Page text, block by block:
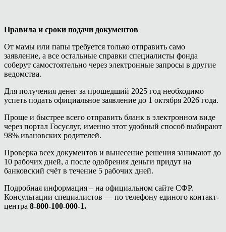
Правила и сроки подачи документов
От мамы или папы требуется только отправить само
заявление, а все остальные справки специалисты фонда
соберут самостоятельно через электронные запросы в другие
ведомства.
Для получения денег за прошедший 2025 год необходимо
успеть подать официальное заявление до 1 октября 2026 года.
Проще и быстрее всего отправить бланк в электронном виде
через портал Госуслуг, именно этот удобный способ выбирают
98% ивановских родителей.
Проверка всех документов и вынесение решения занимают до
10 рабочих дней, а после одобрения деньги придут на
банковский счёт в течение 5 рабочих дней.
Подробная информация – на официальном сайте СФР.
Консультации специалистов — по телефону единого контакт-
центра 8-800-100-000-1.